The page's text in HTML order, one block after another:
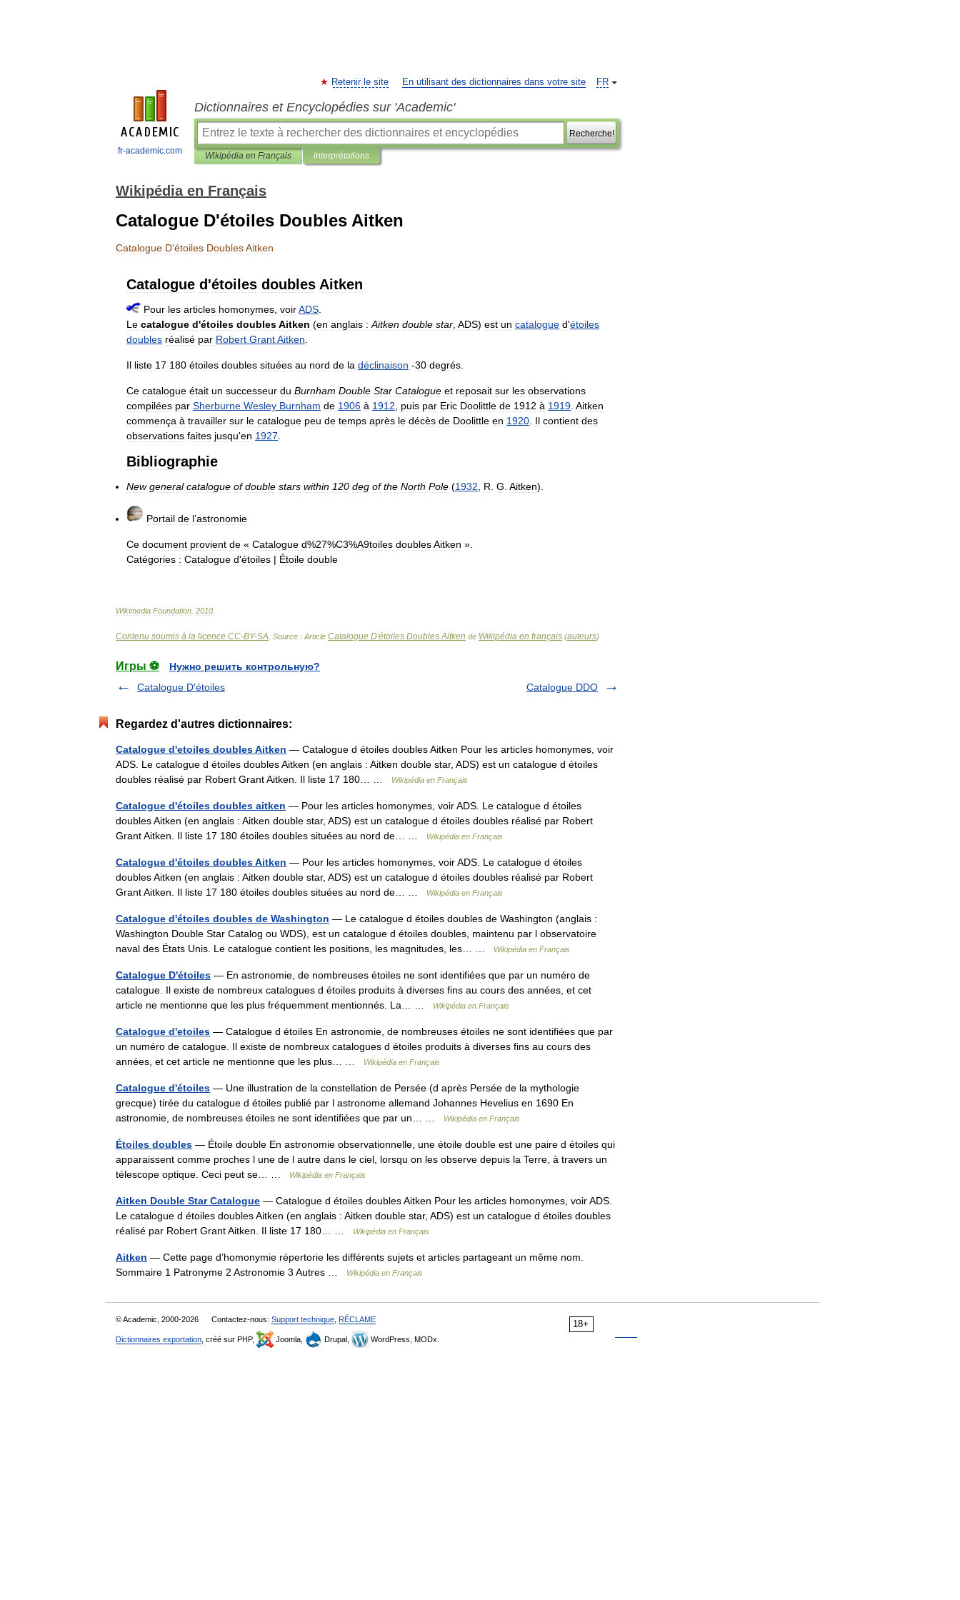
fr-academic.com
FR
Retenir le site En utilisant des dictionnaires dans votre site
Dictionnaires et Encyclopédies sur 'Academic'
Recherche!
Wikipédia en Français interprétations
Wikipédia en Français
Catalogue D'étoiles Doubles Aitken
Catalogue D'étoiles DoublesAitken
Catalogue d'étoiles doubles Aitken
Pour les articles homonymes voirADS
Le catalogue d'étoiles doublesAitken (en anglais : Aitken double star ADS) est un catalogue d'étoiles
doubles réalisé par Robert GrantAitken
Il liste 17 180 étoiles doubles situées au nord de la déclinaison -30 degrés
Ce catalogue était un successeur du Burnham Double Star Catalogue et reposait sur les observations
compilées par Sherburne Wesley Burnham de 1906 à 1912 puis par Eric Doolittle de 1912 à 1919 Aitken
commença à travailler sur le catalogue peu de temps après le décès de Doolittle en 1920 Il contient des
observations faites jusqu'en 1927
Bibliographie
New general catalogue of double stars within 120 deg of the North Pole (1932 R G Aitken).
Portail de l’astronomie
Ce document provient de « Catalogue d%27%C3%A9toiles doublesAitken ».
Catégories : Catalogue d'étoiles | Étoile double
Wikimedia Foundation 2010
Contenu soumis à la licence CC-BY-SA . Source : Article Catalogue D'étoiles Doubles Aitken de Wikipédia en français (auteurs)
Игры ⚽
Нужно решить контрольную?
Catalogue D'étoiles
Catalogue DDO
Regardez d'autres dictionnaires:
Catalogue d'etoiles doubles Aitken — Catalogue d étoiles doubles Aitken Pour les articles homonymes, voir
ADS. Le catalogue d étoiles doubles Aitken (en anglais : Aitken double star, ADS) est un catalogue d étoiles
doubles réalisé par Robert Grant Aitken. Il liste 17 180… …
Wikipédia en Français
Catalogue d'étoiles doubles aitken — Pour les articles homonymes, voir ADS. Le catalogue d étoiles
doubles Aitken (en anglais : Aitken double star, ADS) est un catalogue d étoiles doubles réalisé par Robert
Grant Aitken. Il liste 17 180 étoiles doubles situées au nord de… …
Wikipédia en Français
Catalogue d'étoiles doubles Aitken — Pour les articles homonymes, voir ADS. Le catalogue d étoiles
doubles Aitken (en anglais : Aitken double star, ADS) est un catalogue d étoiles doubles réalisé par Robert
Grant Aitken. Il liste 17 180 étoiles doubles situées au nord de… …
Wikipédia en Français
Catalogue d'étoiles doubles de Washington — Le catalogue d étoiles doubles de Washington (anglais :
Washington Double Star Catalog ou WDS), est un catalogue d étoiles doubles, maintenu par l observatoire
naval des États Unis. Le catalogue contient les positions, les magnitudes, les… …
Wikipédia en Français
Catalogue D'étoiles — En astronomie, de nombreuses étoiles ne sont identifiées que par un numéro de
catalogue. Il existe de nombreux catalogues d étoiles produits à diverses fins au cours des années, et cet
article ne mentionne que les plus fréquemment mentionnés. La… …
Wikipédia en Français
Catalogue d'etoiles — Catalogue d étoiles En astronomie, de nombreuses étoiles ne sont identifiées que par
un numéro de catalogue. Il existe de nombreux catalogues d étoiles produits à diverses fins au cours des
années, et cet article ne mentionne que les plus… …
Wikipédia en Français
Catalogue d'étoiles — Une illustration de la constellation de Persée (d après Persée de la mythologie
grecque) tirée du catalogue d étoiles publié par l astronome allemand Johannes Hevelius en 1690 En
astronomie, de nombreuses étoiles ne sont identifiées que par un… …
Wikipédia en Français
Étoiles doubles — Étoile double En astronomie observationnelle, une étoile double est une paire d étoiles qui
apparaissent comme proches l une de l autre dans le ciel, lorsqu on les observe depuis la Terre, à travers un
télescope optique. Ceci peut se… …
Wikipédia en Français
Aitken Double Star Catalogue — Catalogue d étoiles doubles Aitken Pour les articles homonymes, voir ADS.
Le catalogue d étoiles doubles Aitken (en anglais : Aitken double star, ADS) est un catalogue d étoiles doubles
réalisé par Robert Grant Aitken. Il liste 17 180… …
Wikipédia en Français
Aitken — Cette page d’homonymie répertorie les différents sujets et articles partageant un même nom.
Sommaire 1 Patronyme 2 Astronomie 3 Autres …
Wikipédia en Français
18+
© Academic, 2000-2026 Contactez-nous: Support technique RÉCLAME
Dictionnaires exportation , créé sur PHP, Joomla, Drupal, WordPress, MODx.